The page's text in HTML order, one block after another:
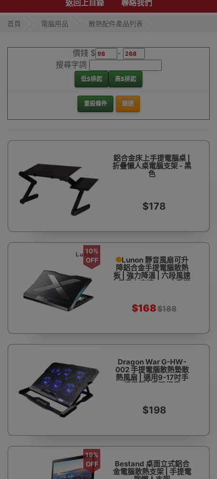
返回上目錄 聯絡我們
首頁 電腦用品 散熱配件產品列表
價錢 $
-
搜尋字詞
低$排起 高$排起
重設條件 篩選
鋁合金床上手提電腦桌 |
折疊懶人桌電腦支架 - 黑
色
$178
10%
OFF
Lunon 靜音風扇可升
降鋁合金手提電腦散熱
板 | 強力降溫 | 六段風速
| 承重力高達 9KG | 香港
$168$188
Dragon War G-HW-
002 手提電腦散熱墊散
熱風扇 | 適用9-17吋手
提電腦 | 香港行貨
$198
19%
OFF
Bestand 桌面立式鋁合
金電腦散熱支架 | 手提電